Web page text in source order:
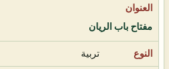
مفتاح باب الريان
تربية